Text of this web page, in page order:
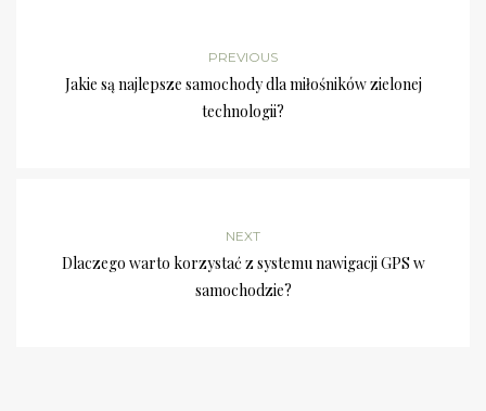
PREVIOUS
Jakie są najlepsze samochody dla miłośników zielonej
technologii?
NEXT
Dlaczego warto korzystać z systemu nawigacji GPS w
samochodzie?